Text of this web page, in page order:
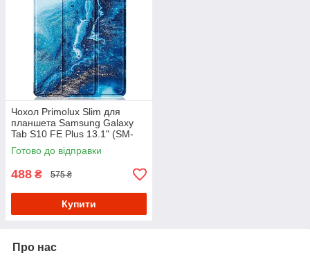
Чохол Primolux Slim для
планшета Samsung Galaxy
Tab S10 FE Plus 13.1" (SM-
X620 / SM-X626) - Ocean
Готово до відправки
488 ₴ 575 ₴
Купити
Про нас